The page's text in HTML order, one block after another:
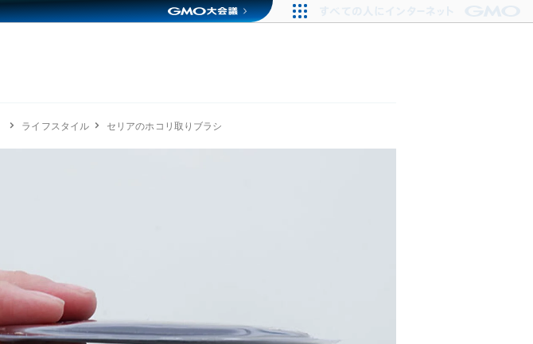
ライフスタイル セリアのホコリ取りブラシ